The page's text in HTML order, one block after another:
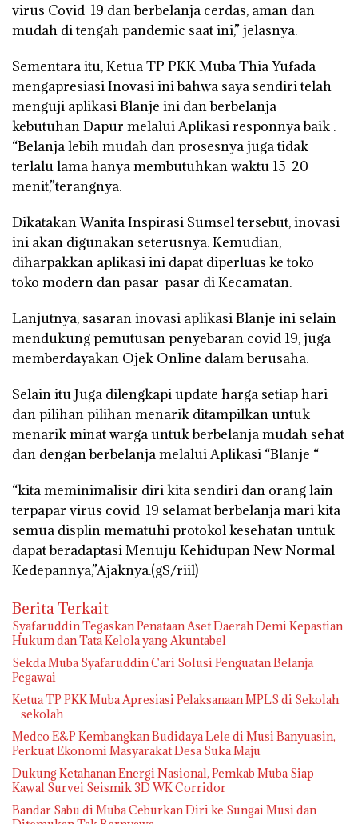
virus Covid-19 dan berbelanja cerdas, aman dan
mudah di tengah pandemic saat ini,” jelasnya.
Sementara itu, Ketua TP PKK Muba Thia Yufada
mengapresiasi Inovasi ini bahwa saya sendiri telah
menguji aplikasi Blanje ini dan berbelanja
kebutuhan Dapur melalui Aplikasi responnya baik .
“Belanja lebih mudah dan prosesnya juga tidak
terlalu lama hanya membutuhkan waktu 15-20
menit,”terangnya.
Dikatakan Wanita Inspirasi Sumsel tersebut, inovasi
ini akan digunakan seterusnya. Kemudian,
diharpakkan aplikasi ini dapat diperluas ke toko-
toko modern dan pasar-pasar di Kecamatan.
Lanjutnya, sasaran inovasi aplikasi Blanje ini selain
mendukung pemutusan penyebaran covid 19, juga
memberdayakan Ojek Online dalam berusaha.
Selain itu Juga dilengkapi update harga setiap hari
dan pilihan pilihan menarik ditampilkan untuk
menarik minat warga untuk berbelanja mudah sehat
dan dengan berbelanja melalui Aplikasi “Blanje “
“kita meminimalisir diri kita sendiri dan orang lain
terpapar virus covid-19 selamat berbelanja mari kita
semua displin mematuhi protokol kesehatan untuk
dapat beradaptasi Menuju Kehidupan New Normal
Kedepannya,”Ajaknya.(gS/riil)
Berita Terkait
Syafaruddin Tegaskan Penataan Aset Daerah Demi Kepastian
Hukum dan Tata Kelola yang Akuntabel
Sekda Muba Syafaruddin Cari Solusi Penguatan Belanja
Pegawai
Ketua TP PKK Muba Apresiasi Pelaksanaan MPLS di Sekolah
– sekolah
Medco E&P Kembangkan Budidaya Lele di Musi Banyuasin,
Perkuat Ekonomi Masyarakat Desa Suka Maju
Dukung Ketahanan Energi Nasional, Pemkab Muba Siap
Kawal Survei Seismik 3D WK Corridor
Bandar Sabu di Muba Ceburkan Diri ke Sungai Musi dan